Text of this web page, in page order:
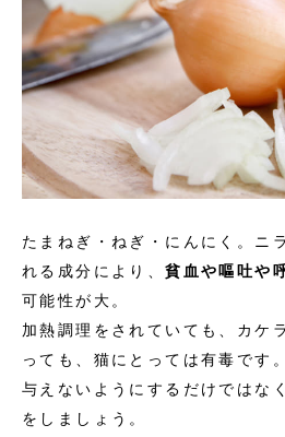
たまねぎ・ねぎ・にんにく。ニ
れる成分により、貧血や嘔吐や
可能性が大。
加熱調理をされていても、カケ
っても、猫にとっては有毒です。
与えないようにするだけではな
をしましょう。